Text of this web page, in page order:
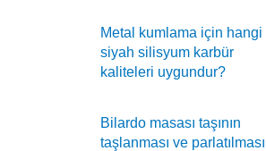
Metal kumlama için hangi
siyah silisyum karbür
kaliteleri uygundur?
Bilardo masası taşının
taşlanması ve parlatılması